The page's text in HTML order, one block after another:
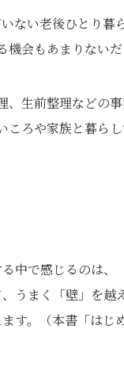
ない老後ひとり暮
会もあまりない
、生前整理などの
ろや家族と暮ら
中で感じるのは
うまく「壁」を越
す。（本書「はじ